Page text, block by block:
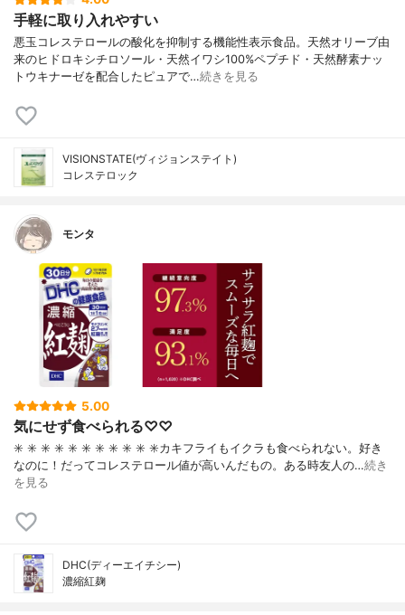
手軽に取り入れやすい
悪玉コレステロールの酸化を抑制する機能性表示食品。天然オリーブ由
来のヒドロキシチロソール・天然イワシ100%ペプチド・天然酵素ナッ
トウキナーゼを配合したピュアで…続きを見る
VISIONSTATE(ヴィジョンステイト)
コレステロック
モンタ
5.00
気にせず食べられる♡♡
✳️ ✳️ ✳️ ✳️ ✳️ ✳️ ✳️ ✳️ ✳️ ✳️ ✳️カキフライもイクラも食べられない。好き
なのに！だってコレステロール値が高いんだもの。ある時友人の…続き
を見る
DHC(ディーエイチシー)
濃縮紅麹